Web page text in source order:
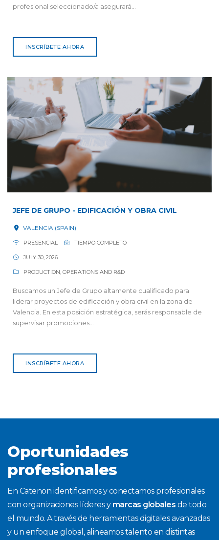
profesional seleccionado/a asegurará...
INSCRÍBETE AHORA
JEFE DE GRUPO - EDIFICACIÓN Y OBRA CIVIL
VALENCIA (SPAIN)
PRESENCIAL TIEMPO COMPLETO
JULY 30, 2026
PRODUCTION, OPERATIONS AND R&D
Buscamos un Jefe de Grupo altamente cualificado para
liderar proyectos de edificación y obra civil en la zona de
Valencia. En esta posición estratégica, serás responsable de
supervisar promociones...
INSCRÍBETE AHORA
Oportunidades
profesionales
En Catenon identificamos y conectamos profesionales
con organizaciones líderes y marcas globales de todo
el mundo. A través de herramientas digitales avanzadas
y un enfoque global, alineamos talento en distintas